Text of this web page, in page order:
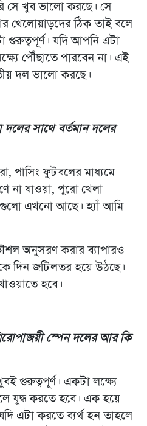
সে খুব ভালো করছে। সে
খেলোয়াড়দের ঠিক তাই বলে
গুরুত্বপূর্ণ। যদি আপনি এটা
পৌঁছাতে পারবেন না। এই
দল ভালো করছে।
সাথে বর্তমান দলের
পাসিং ফুটবলের মাধ্যমে
না যাওয়া, পুরো খেলা
এখনো আছে। হ্যাঁ আমি
অনুসরণ করার ব্যাপারও
দিন জটিলতর হয়ে উঠছে।
হবে।
স্পেন দলের আর কি
গুরুত্বপূর্ণ। একটা লক্ষ্যে
যুদ্ধ করতে হবে। এক হয়ে
এটা করতে ব্যর্থ হন তাহলে